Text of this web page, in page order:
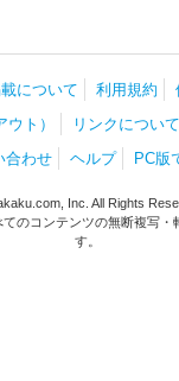
について 利用規約
ト）
リンクについて
合わせ
ヘルプ PC版
Inc. All Rights
のコンテンツの無断複写・
す。